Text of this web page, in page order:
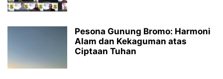
Pesona Gunung Bromo: Harmoni
Alam dan Kekaguman atas
Ciptaan Tuhan